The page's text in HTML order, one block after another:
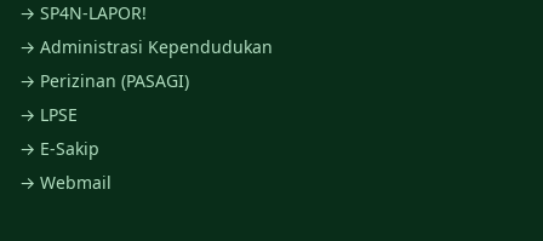
→ SP4N-LAPOR!
→ Administrasi Kependudukan
→ Perizinan (PASAGI)
→ LPSE
→ E-Sakip
→ Webmail